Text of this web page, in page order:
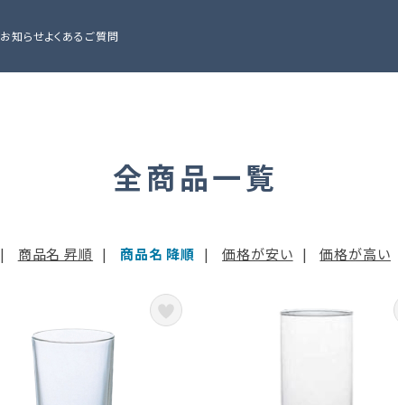
お知らせよくあるご質問
全商品一覧
| 商品名 昇順 | 商品名 降順 | 価格が安い | 価格が高い